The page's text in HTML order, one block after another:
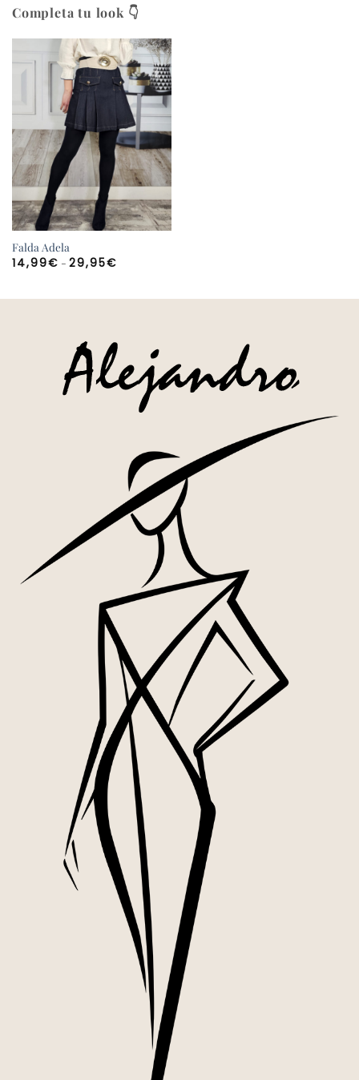
Completa tu look 👇
Falda Adela
14,99€ - 29,95€Rango
14,99€